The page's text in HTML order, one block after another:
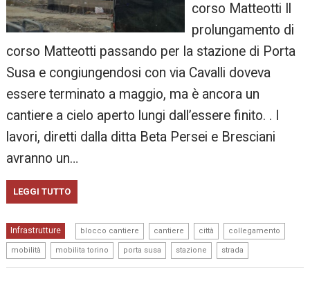
corso Matteotti Il
prolungamento di
corso Matteotti passando per la stazione di Porta
Susa e congiungendosi con via Cavalli doveva
essere terminato a maggio, ma è ancora un
cantiere a cielo aperto lungi dall’essere finito. . I
lavori, diretti dalla ditta Beta Persei e Bresciani
avranno un…
LEGGI TUTTO
Infrastrutture blocco cantiere cantiere città collegamento
mobilità mobilita torino porta susa stazione strada